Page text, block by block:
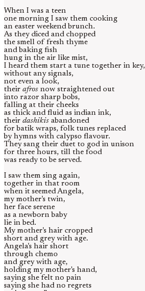
When I was a teen
one morning I saw them cooking
an easter weekend brunch.
As they diced and chopped
the smell of fresh thyme
and baking fish
hung in the air like mist,
I heard them start a tune together in key,
without any signals,
not even a look,
their afros now straightened out
into razor sharp bobs,
falling at their cheeks
as thick and fluid as indian ink,
their dashikis abandoned
for batik wraps, folk tunes replaced
by hymns with calypso flavour.
They sang their duet to god in unison
for three hours, till the food
was ready to be served.
I saw them sing again,
together in that room
when it seemed Angela,
my mother's twin,
her face serene
as a newborn baby
lie in bed.
My mother's hair cropped
short and grey with age.
Angela's hair short
through chemo
and grey with age,
holding my mother's hand,
saying she felt no pain
saying she had no regrets